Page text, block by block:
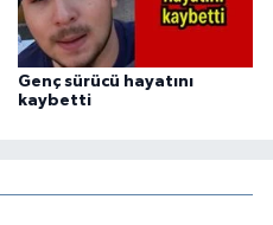
Genç sürücü hayatını
kaybetti